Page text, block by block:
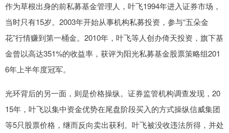
作为草根出身的前私募基金管理人，叶飞1994年进入证券市场，
当时只有15岁。2003年开始从事机构私募投资，参与“五朵金
花”行情赚到第一桶金。2010年，叶飞等人创办倚天投资，旗下基
金曾以高达351%的收益率，获评为阳光私募基金股票策略组201
6年上半年度冠军。
光环背后的另一面，则是价格操纵。证券监管机构调查发现，20
15年，叶飞以集中资金优势在尾盘阶段买入的方式操纵信威集团
等5只股票价格，继而反向卖出获利。叶飞被没收违法所得，并处